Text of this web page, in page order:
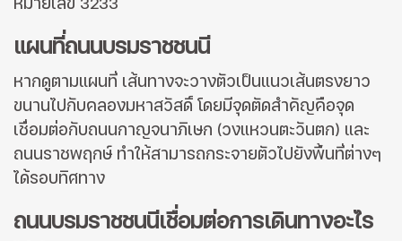
หมายเลข 3233
แผนที่ถนนบรมราชชนนี
หากดูตามแผนที่ เส้นทางจะวางตัวเป็นแนวเส้นตรงยาว
ขนานไปกับคลองมหาสวัสดิ์ โดยมีจุดตัดสำคัญคือจุด
เชื่อมต่อกับถนนกาญจนาภิเษก (วงแหวนตะวันตก) และ
ถนนราชพฤกษ์ ทำให้สามารถกระจายตัวไปยังพื้นที่ต่างๆ
ได้รอบทิศทาง
ถนนบรมราชชนนีเชื่อมต่อการเดินทางอะไร